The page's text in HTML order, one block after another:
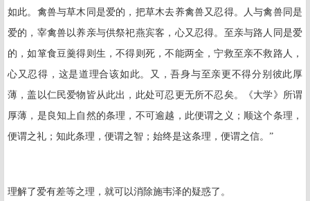
如此。禽兽与草木同是爱的，把草木去养禽兽又忍得。人与禽兽同是
爱的，宰禽兽以养亲与供祭祀燕宾客，心又忍得。至亲与路人同是爱
的，如箪食豆羹得则生，不得则死，不能两全，宁救至亲不救路人，
心又忍得，这是道理合该如此。又，吾身与至亲更不得分别彼此厚
薄，盖以仁民爱物皆从此出，此处可忍更无所不忍矣。《大学》所谓
厚薄，是良知上自然的条理，不可逾越，此便谓之义；顺这个条理，
便谓之礼；知此条理，便谓之智；始终是这条理，便谓之信。”
理解了爱有差等之理，就可以消除施韦泽的疑惑了。